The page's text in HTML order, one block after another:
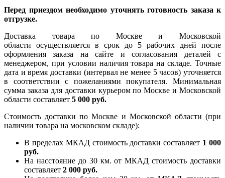
Перед приездом необходимо уточнять готовность заказа к
отгрузке.
Доставка товара по Москве и Московской
области осуществляется в срок до 5 рабочих дней после
оформления заказа на сайте и согласования деталей с
менеджером, при условии наличия товара на складе. Точные
дата и время доставки (интервал не менее 5 часов) уточняется
в соответствии с пожеланиями покупателя. Минимальная
сумма заказа для доставки курьером по Москве и Московской
области составляет 5 000 руб.
Стоимость доставки по Москве и Московской области (при
наличии товара на московском складе):
В пределах МКАД стоимость доставки составляет 1 000
руб.
На насcтояние до 30 км. от МКАД стоимость доставки
составляет 2 000 руб.